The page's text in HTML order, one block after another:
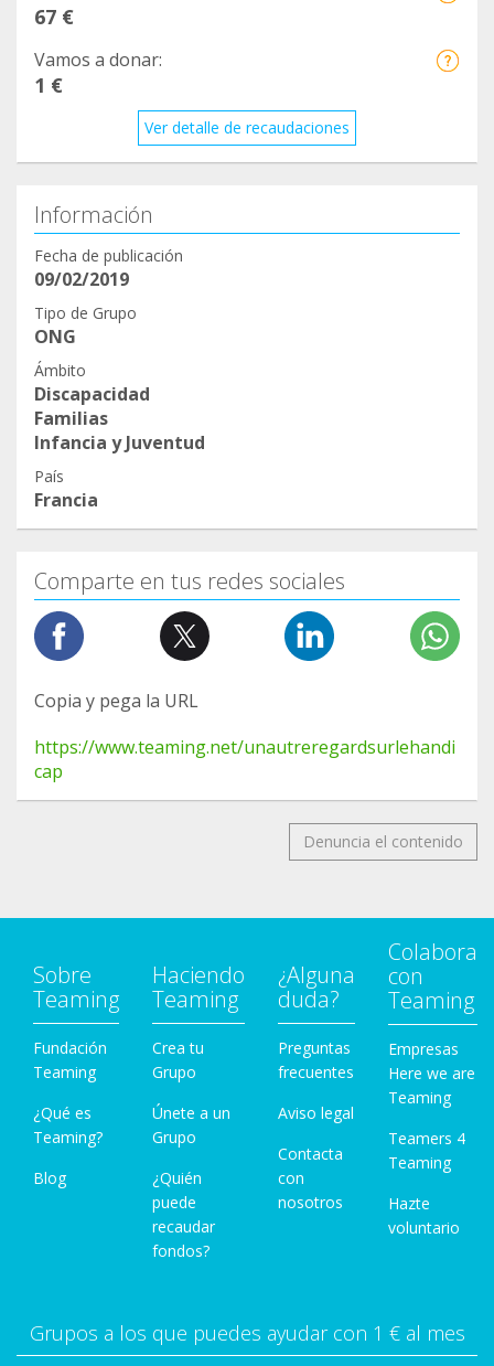
67 €
Vamos a donar:
1 €
Ver detalle de recaudaciones
Información
Fecha de publicación
09/02/2019
Tipo de Grupo
ONG
Ámbito
Discapacidad
Familias
Infancia y Juventud
País
Francia
Comparte en tus redes sociales
Copia y pega la URL
https://www.teaming.net/unautreregardsurlehandi
cap
Denuncia el contenido
Sobre
Teaming
Fundación
Teaming
¿Qué es
Teaming?
Blog
Haciendo
Teaming
Crea tu
Grupo
Únete a un
Grupo
¿Quién
puede
recaudar
fondos?
¿Alguna
duda?
Preguntas
frecuentes
Aviso legal
Contacta
con
nosotros
Colabora
con
Teaming
Empresas
Here we are
Teaming
Teamers 4
Teaming
Hazte
voluntario
Grupos a los que puedes ayudar con 1 € al mes